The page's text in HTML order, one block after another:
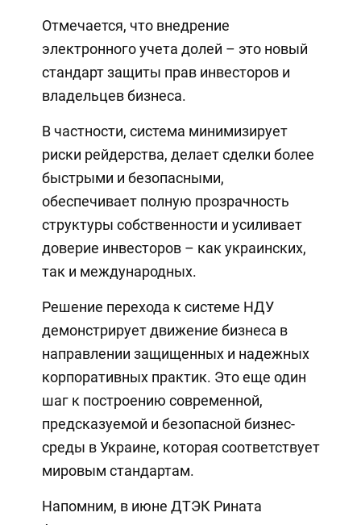
Отмечается, что внедрение
электронного учета долей – это новый
стандарт защиты прав инвесторов и
владельцев бизнеса.
В частности, система минимизирует
риски рейдерства, делает сделки более
быстрыми и безопасными,
обеспечивает полную прозрачность
структуры собственности и усиливает
доверие инвесторов – как украинских,
так и международных.
Решение перехода к системе НДУ
демонстрирует движение бизнеса в
направлении защищенных и надежных
корпоративных практик. Это еще один
шаг к построению современной,
предсказуемой и безопасной бизнес-
среды в Украине, которая соответствует
мировым стандартам.
Напомним, в июне ДТЭК Рината